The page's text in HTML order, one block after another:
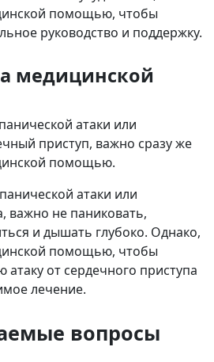
помощью, чтобы
руководство и поддержку.
медицинской
атаки или
приступ, важно сразу же
помощью.
атаки или
важно не паниковать,
и дышать глубоко. Однако,
помощью, чтобы
атаку от сердечного приступа
лечение.
вопросы